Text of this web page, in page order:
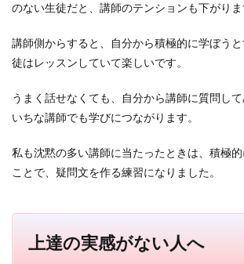
のない生徒だと、講師のテンションも下がりま
講師側からすると、自分から積極的に学ぼう
徒はレッスンしていて楽しいです。
うまく話せなくても、自分から講師に質問し
いちな講師でも学びにつながります。
私も沈黙の多い講師に当たったときは、積極
ことで、疑問文を作る練習になりました。
上達の実感がない人へ